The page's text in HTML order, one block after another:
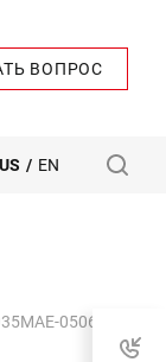
ВОПРОС
/ EN
0506